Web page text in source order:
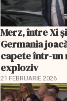
Merz, între Xi
Germania
capete într-un
exploziv
21 FEBRUARIE 2026